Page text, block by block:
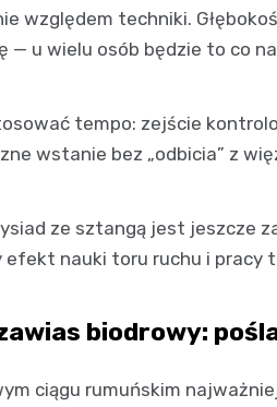
względem techniki.
— u wielu osób będzie to co
tempo: zejście
wstanie bez „odbicia” z
ze sztangą jest jeszcze
efekt nauki toru ruchu i pracy
biodrowy:
ciągu rumuńskim